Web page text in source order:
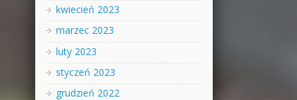
kwiecień 2023
marzec 2023
luty 2023
styczeń 2023
grudzień 2022